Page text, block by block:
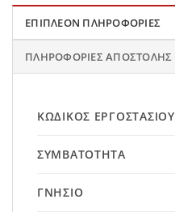
ΕΠΙΠΛΈΟΝ ΠΛΗΡΟΦΟΡΊΕΣ
ΠΛΗΡΟΦΟΡΊΕΣ ΑΠΟΣΤΟΛΉΣ
ΚΩΔΙΚΌΣ ΕΡΓΟΣΤΑΣΊΟΥ
ΣΥΜΒΑΤΌΤΗΤΑ
ΓΝΉΣΙΟ